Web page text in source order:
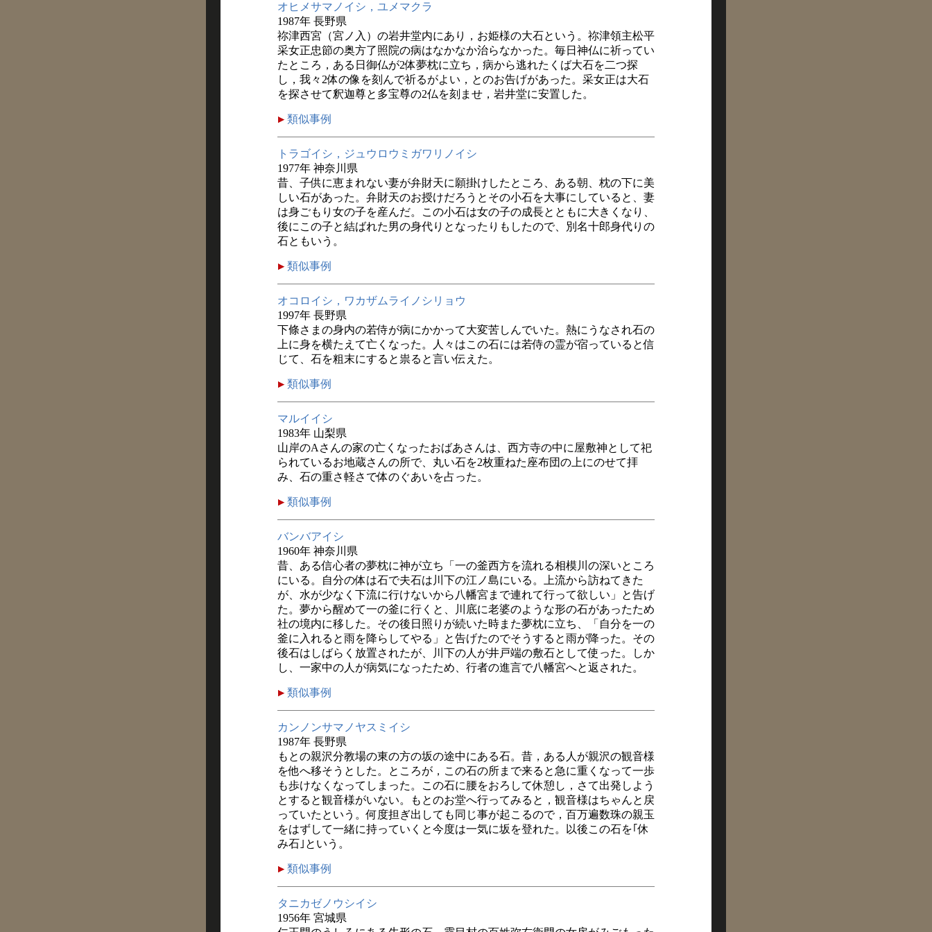
オヒメサマノイシ，ユメマクラ
1987年 長野県
祢津西宮（宮ノ入）の岩井堂内にあり，お姫様の大石という。祢津領主松平
采女正忠節の奥方了照院の病はなかなか治らなかった。毎日神仏に祈ってい
たところ，ある日御仏が2体夢枕に立ち，病から逃れたくば大石を二つ探
し，我々2体の像を刻んで祈るがよい，とのお告げがあった。采女正は大石
を探させて釈迦尊と多宝尊の2仏を刻ませ，岩井堂に安置した。
類似事例
トラゴイシ，ジュウロウミガワリノイシ
1977年 神奈川県
昔、子供に恵まれない妻が弁財天に願掛けしたところ、ある朝、枕の下に美
しい石があった。弁財天のお授けだろうとその小石を大事にしていると、妻
は身ごもり女の子を産んだ。この小石は女の子の成長とともに大きくなり、
後にこの子と結ばれた男の身代りとなったりもしたので、別名十郎身代りの
石ともいう。
類似事例
オコロイシ，ワカザムライノシリョウ
1997年 長野県
下條さまの身内の若侍が病にかかって大変苦しんでいた。熱にうなされ石の
上に身を横たえて亡くなった。人々はこの石には若侍の霊が宿っていると信
じて、石を粗末にすると祟ると言い伝えた。
類似事例
マルイイシ
1983年 山梨県
山岸のAさんの家の亡くなったおばあさんは、西方寺の中に屋敷神として祀
られているお地蔵さんの所で、丸い石を2枚重ねた座布団の上にのせて拝
み、石の重さ軽さで体のぐあいを占った。
類似事例
バンバアイシ
1960年 神奈川県
昔、ある信心者の夢枕に神が立ち「一の釜西方を流れる相模川の深いところ
にいる。自分の体は石で夫石は川下の江ノ島にいる。上流から訪ねてきた
が、水が少なく下流に行けないから八幡宮まで連れて行って欲しい」と告げ
た。夢から醒めて一の釜に行くと、川底に老婆のような形の石があったため
社の境内に移した。その後日照りが続いた時また夢枕に立ち、「自分を一の
釜に入れると雨を降らしてやる」と告げたのでそうすると雨が降った。その
後石はしばらく放置されたが、川下の人が井戸端の敷石として使った。しか
し、一家中の人が病気になったため、行者の進言で八幡宮へと返された。
類似事例
カンノンサマノヤスミイシ
1987年 長野県
もとの親沢分教場の東の方の坂の途中にある石。昔，ある人が親沢の観音様
を他へ移そうとした。ところが，この石の所まで来ると急に重くなって一歩
も歩けなくなってしまった。この石に腰をおろして休憩し，さて出発しよう
とすると観音様がいない。もとのお堂へ行ってみると，観音様はちゃんと戻
っていたという。何度担ぎ出しても同じ事が起こるので，百万遍数珠の親玉
をはずして一緒に持っていくと今度は一気に坂を登れた。以後この石を｢休
み石｣という。
類似事例
タニカゼノウシイシ
1956年 宮城県